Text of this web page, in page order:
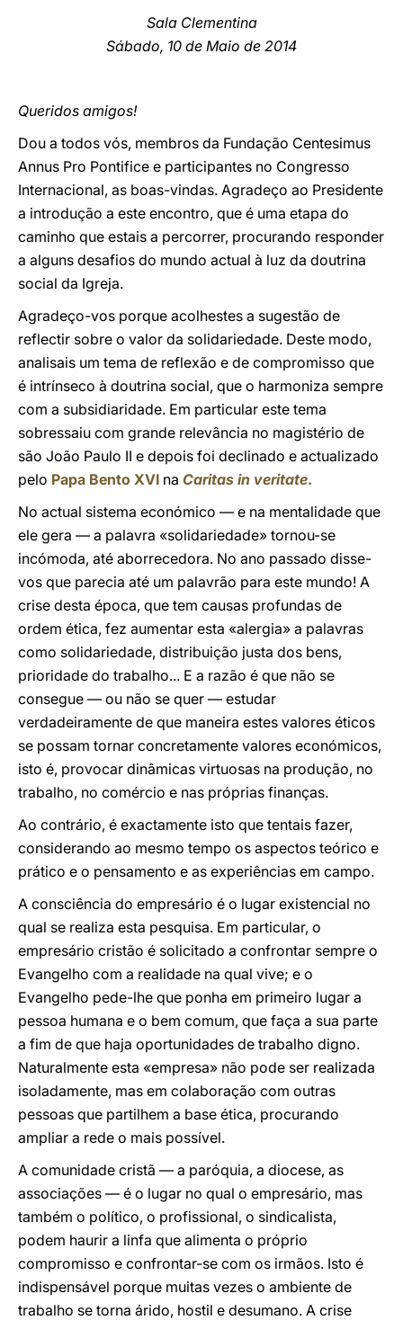
Sala Clementina
Sábado, 10 de Maio de 2014
Queridos amigos!
Dou a todos vós, membros da Fundação Centesimus
Annus Pro Pontifice e participantes no Congresso
Internacional, as boas-vindas. Agradeço ao Presidente
a introdução a este encontro, que é uma etapa do
caminho que estais a percorrer, procurando responder
a alguns desafios do mundo actual à luz da doutrina
social da Igreja.
Agradeço-vos porque acolhestes a sugestão de
reflectir sobre o valor da solidariedade. Deste modo,
analisais um tema de reflexão e de compromisso que
é intrínseco à doutrina social, que o harmoniza sempre
com a subsidiaridade. Em particular este tema
sobressaiu com grande relevância no magistério de
são João Paulo II e depois foi declinado e actualizado
pelo Papa Bento XVI na Caritas in veritate.
No actual sistema económico — e na mentalidade que
ele gera — a palavra «solidariedade» tornou-se
incómoda, até aborrecedora. No ano passado disse-
vos que parecia até um palavrão para este mundo! A
crise desta época, que tem causas profundas de
ordem ética, fez aumentar esta «alergia» a palavras
como solidariedade, distribuição justa dos bens,
prioridade do trabalho... E a razão é que não se
consegue — ou não se quer — estudar
verdadeiramente de que maneira estes valores éticos
se possam tornar concretamente valores económicos,
isto é, provocar dinâmicas virtuosas na produção, no
trabalho, no comércio e nas próprias finanças.
Ao contrário, é exactamente isto que tentais fazer,
considerando ao mesmo tempo os aspectos teórico e
prático e o pensamento e as experiências em campo.
A consciência do empresário é o lugar existencial no
qual se realiza esta pesquisa. Em particular, o
empresário cristão é solicitado a confrontar sempre o
Evangelho com a realidade na qual vive; e o
Evangelho pede-lhe que ponha em primeiro lugar a
pessoa humana e o bem comum, que faça a sua parte
a fim de que haja oportunidades de trabalho digno.
Naturalmente esta «empresa» não pode ser realizada
isoladamente, mas em colaboração com outras
pessoas que partilhem a base ética, procurando
ampliar a rede o mais possível.
A comunidade cristã — a paróquia, a diocese, as
associações — é o lugar no qual o empresário, mas
também o político, o profissional, o sindicalista,
podem haurir a linfa que alimenta o próprio
compromisso e confrontar-se com os irmãos. Isto é
indispensável porque muitas vezes o ambiente de
trabalho se torna árido, hostil e desumano. A crise